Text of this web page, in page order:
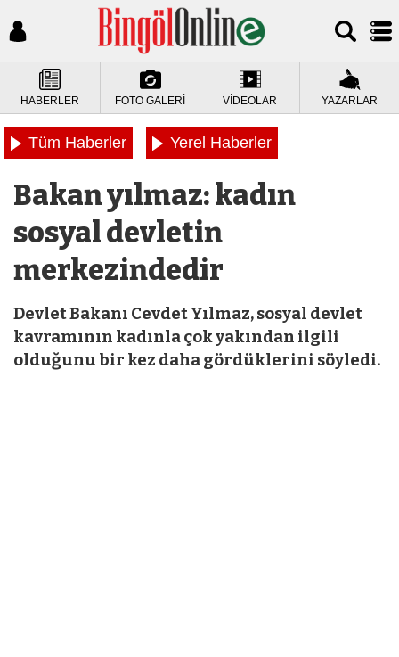
HABERLER FOTO GALERİ VİDEOLAR YAZARLAR
Tüm Haberler Yerel Haberler
Bakan yılmaz: kadın
sosyal devletin
merkezindedir
Devlet Bakanı Cevdet Yılmaz, sosyal devlet
kavramının kadınla çok yakından ilgili
olduğunu bir kez daha gördüklerini söyledi.